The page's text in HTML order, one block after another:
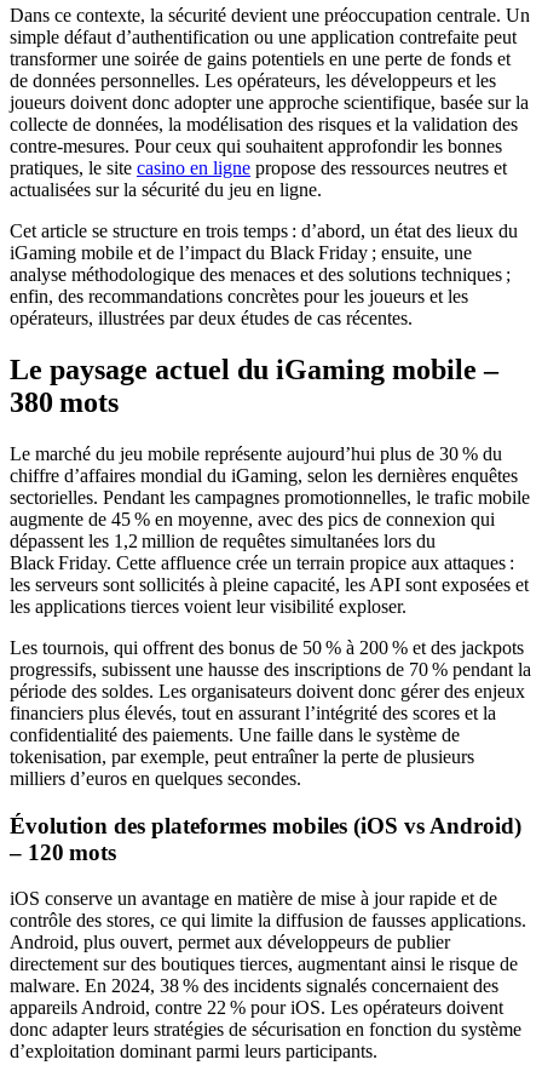
Dans ce contexte, la sécurité devient une préoccupation centrale. Un
simple défaut d’authentification ou une application contrefaite peut
transformer une soirée de gains potentiels en une perte de fonds et
de données personnelles. Les opérateurs, les développeurs et les
joueurs doivent donc adopter une approche scientifique, basée sur la
collecte de données, la modélisation des risques et la validation des
contre‑mesures. Pour ceux qui souhaitent approfondir les bonnes
pratiques, le site casino en ligne propose des ressources neutres et
actualisées sur la sécurité du jeu en ligne.
Cet article se structure en trois temps : d’abord, un état des lieux du
iGaming mobile et de l’impact du Black Friday ; ensuite, une
analyse méthodologique des menaces et des solutions techniques ;
enfin, des recommandations concrètes pour les joueurs et les
opérateurs, illustrées par deux études de cas récentes.
Le paysage actuel du iGaming mobile –
380 mots
Le marché du jeu mobile représente aujourd’hui plus de 30 % du
chiffre d’affaires mondial du iGaming, selon les dernières enquêtes
sectorielles. Pendant les campagnes promotionnelles, le trafic mobile
augmente de 45 % en moyenne, avec des pics de connexion qui
dépassent les 1,2 million de requêtes simultanées lors du
Black Friday. Cette affluence crée un terrain propice aux attaques :
les serveurs sont sollicités à pleine capacité, les API sont exposées et
les applications tierces voient leur visibilité exploser.
Les tournois, qui offrent des bonus de 50 % à 200 % et des jackpots
progressifs, subissent une hausse des inscriptions de 70 % pendant la
période des soldes. Les organisateurs doivent donc gérer des enjeux
financiers plus élevés, tout en assurant l’intégrité des scores et la
confidentialité des paiements. Une faille dans le système de
tokenisation, par exemple, peut entraîner la perte de plusieurs
milliers d’euros en quelques secondes.
Évolution des plateformes mobiles (iOS vs Android)
– 120 mots
iOS conserve un avantage en matière de mise à jour rapide et de
contrôle des stores, ce qui limite la diffusion de fausses applications.
Android, plus ouvert, permet aux développeurs de publier
directement sur des boutiques tierces, augmentant ainsi le risque de
malware. En 2024, 38 % des incidents signalés concernaient des
appareils Android, contre 22 % pour iOS. Les opérateurs doivent
donc adapter leurs stratégies de sécurisation en fonction du système
d’exploitation dominant parmi leurs participants.